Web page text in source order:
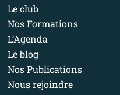
Le club
Nos Formations
L’Agenda
Le blog
Nos Publications
Nous rejoindre